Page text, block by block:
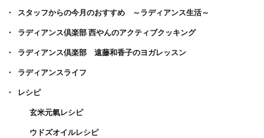
スタッフからの今月のおすすめ ～ラディアンス生活～
ラディアンス倶楽部 西やんのアクティブクッキング
ラディアンス倶楽部 遠藤和香子のヨガレッスン
ラディアンスライフ
レシピ
玄米元氣レシピ
ウドズオイルレシピ